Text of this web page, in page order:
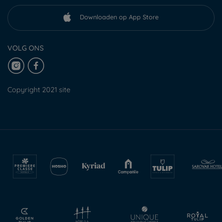
Downloaden op App Store
VOLG ONS
Copyright 2021 site